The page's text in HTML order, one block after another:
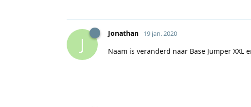
J
Jonathan 19 jan. 2020
Naam is veranderd naar Base Jumper